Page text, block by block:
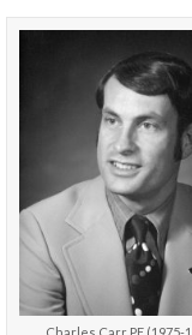
Charles Carr PE (1975-